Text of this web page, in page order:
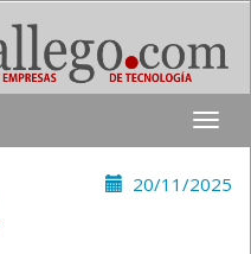
Toggle
20/11/2025